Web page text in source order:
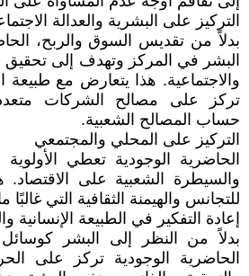
التركيز على البشرية والعدالة
بدلاً من تقديس السوق والربح،
البشر في المركز وتهدف إلى تحقيق
والاجتماعية. هذا يتعارض مع طبيعة
تركز على مصالح الشركات
حساب المصالح الشعبية.
التركيز على المحلي والمجتمعي
الحاضرية الوجودية تعطي
والسيطرة الشعبية على الاقتصاد.
للتجانس والهيمنة الثقافية التي
إعادة التفكير في الطبيعة الإنسانية
بدلاً من النظر إلى البشر كوسائل
الحاضرية الوجودية تركز على